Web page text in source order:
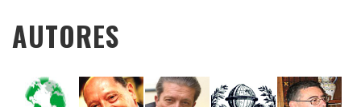
AUTORES